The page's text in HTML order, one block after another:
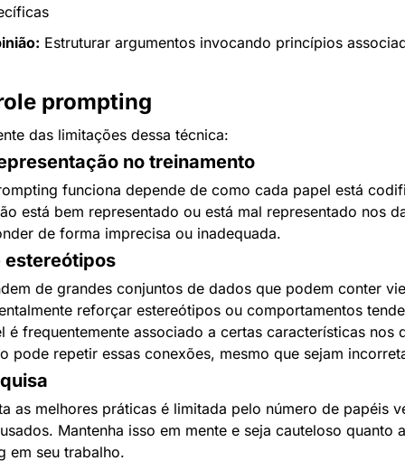
Estruturar argumentos invocando princípios
prompting
das limitações dessa técnica:
no treinamento
funciona depende de como cada papel está
está bem representado ou está mal representado nos
de forma imprecisa ou inadequada.
estereótipos
de grandes conjuntos de dados que podem conter
reforçar estereótipos ou comportamentos
é frequentemente associado a certas características nos
pode repetir essas conexões, mesmo que sejam
as melhores práticas é limitada pelo número de papéis
Mantenha isso em mente e seja cauteloso quanto
em seu trabalho.